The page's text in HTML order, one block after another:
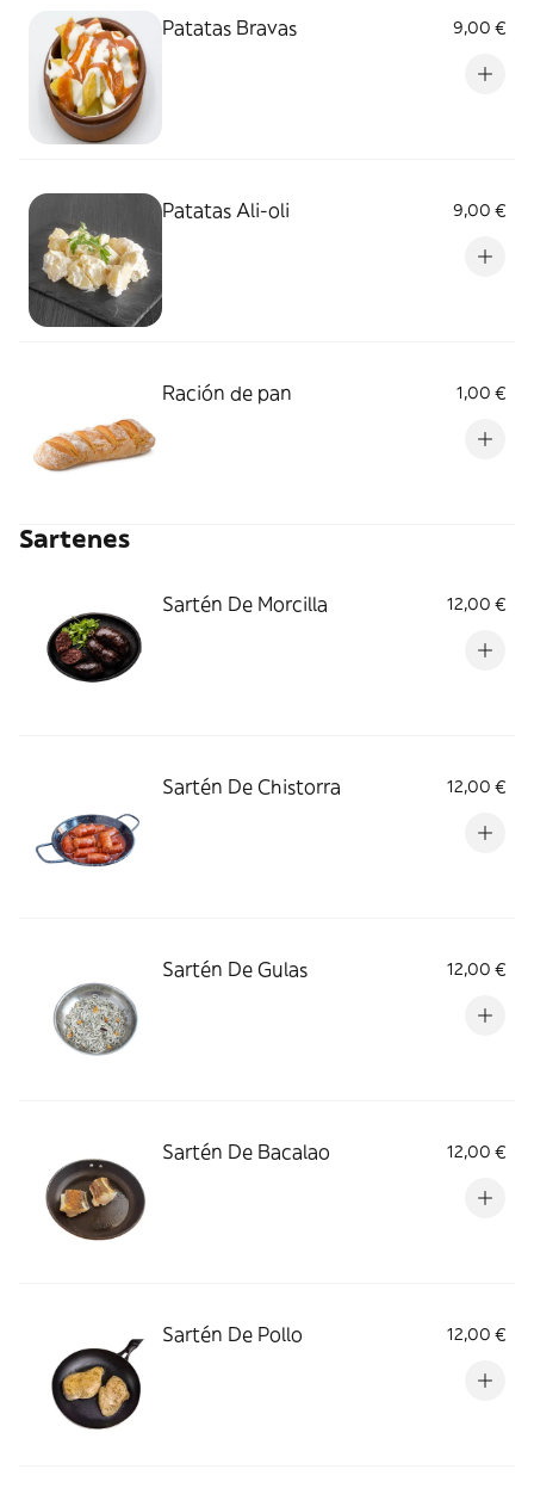
Patatas Bravas 9,00 €
Patatas Ali-oli 9,00 €
Ración de pan 1,00 €
Sartenes
Sartén De Morcilla 12,00 €
Sartén De Chistorra 12,00 €
Sartén De Gulas 12,00 €
Sartén De Bacalao 12,00 €
Sartén De Pollo 12,00 €